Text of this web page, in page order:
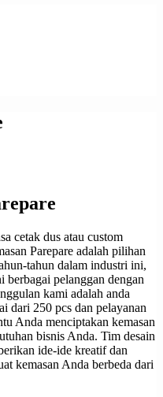
cetak dus atau custom
Parepare adalah pilihan
tahun dalam industri ini,
berbagai pelanggan dengan
kami adalah anda
dari 250 pcs dan pelayanan
Anda menciptakan kemasan
bisnis Anda. Tim desain
ide-ide kreatif dan
kemasan Anda berbeda dari